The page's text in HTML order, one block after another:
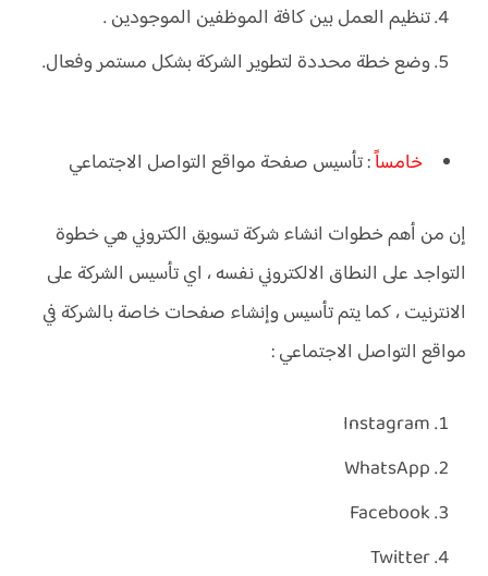
تنظيم العمل بين كافة الموظفين الموجودين .
وضع خطة محددة لتطوير الشركة بشكل مستمر وفعال.
خامساً: تأسيس صفحة مواقع التواصل الاجتماعي
إن من أهم خطوات انشاء شركة تسويق الكتروني هي خطوة
التواجد على النطاق الالكتروني نفسه ، اي تأسيس الشركة على
الانترنيت ، كما يتم تأسيس وإنشاء صفحات خاصة بالشركة في
مواقع التواصل الاجتماعي :
Instagram
WhatsApp
Facebook
Twitter